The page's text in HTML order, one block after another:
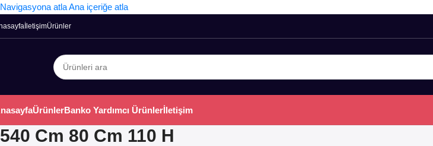
Navigasyona atlaAna içeriğe atla
İletişimÜrünler
ÜrünlerBanko Yardımcı Ürünlerİletişim
540 Cm 80 Cm 110 H